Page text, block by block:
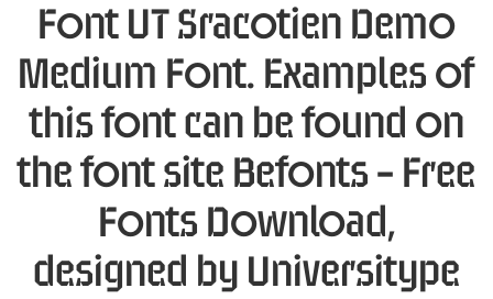
Font UT Sracotien Demo
Medium Font. Examples of
this font can be found on
the font site Befonts – Free
Fonts Download,
designed by Universitype